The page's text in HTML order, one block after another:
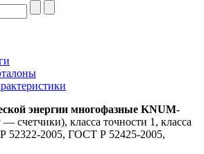
энергии многофазные KNUM-
— счетчики), класса точности 1, класса
52322-2005, ГОСТ Р 52425-2005,